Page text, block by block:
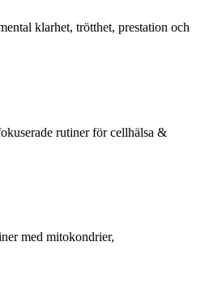
klarhet, trötthet, prestation och
rutiner för cellhälsa &
med mitokondrier,